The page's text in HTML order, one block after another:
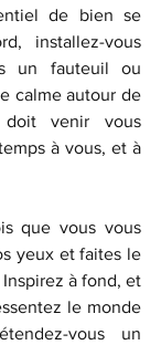
de bien se
installez-vous
un fauteuil ou
calme autour de
doit venir vous
à vous, et à
yeux et faites le
à fond, et
le monde
vous un